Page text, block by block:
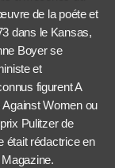
de la poéte et
dans le Kansas,
Boyer se
et
figurent A
Women ou
Pulitzer de
était rédactrice en